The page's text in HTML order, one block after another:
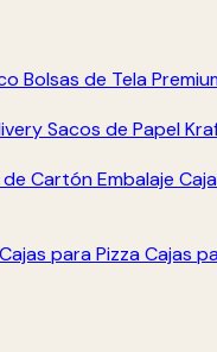
Bolsas de Tela
Sacos de Papel
de Cartón Embalaje
Cajas para Pizza Cajas